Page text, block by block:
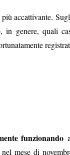
accattivante.
genere, quali
funzionando
mese di